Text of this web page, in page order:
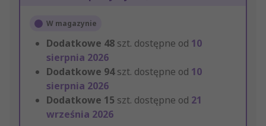
W magazynie
Dodatkowe 48 szt. dostępne od 10
sierpnia 2026
Dodatkowe 94szt. dostępne od 10
sierpnia 2026
Dodatkowe 15 szt. dostępne od 21
września 2026